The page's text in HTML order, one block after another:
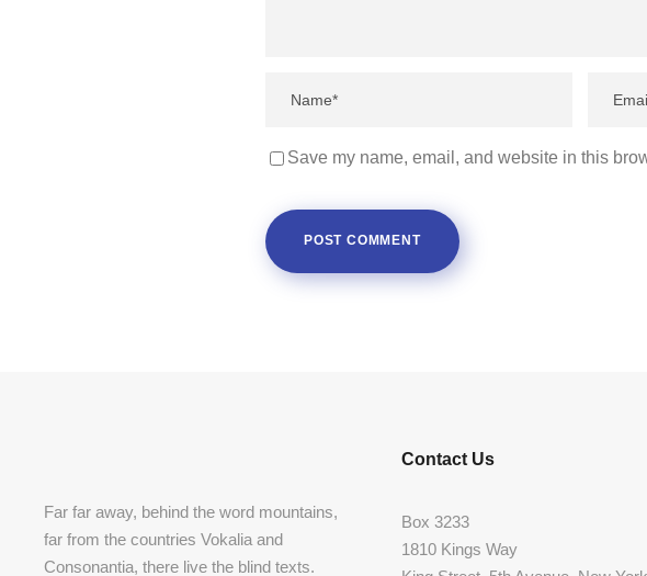
Save my name, email, and website in this
Far far away, behind the word mountains,
far from the countries Vokalia and
Consonantia, there live the blind texts.
Contact Us
Box 3233
1810 Kings Way